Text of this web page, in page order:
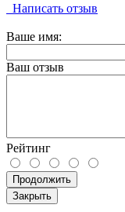
Написать отзыв
Ваше имя:
Ваш отзыв
Рейтинг
Продолжить
Закрыть